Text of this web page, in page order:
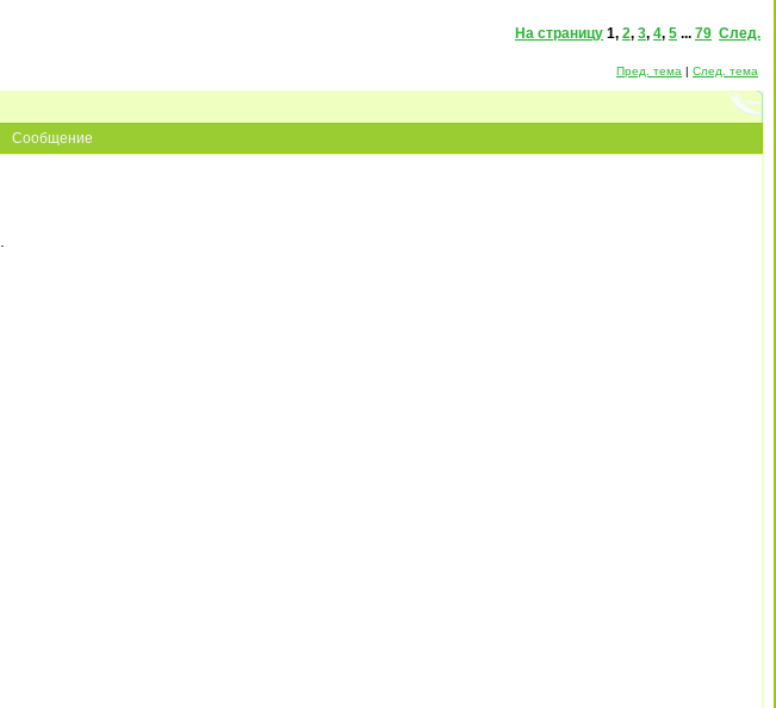
На страницу 1, 2, 3, 4, 5 ... 79 След.
Пред. тема | След. тема
Сообщение